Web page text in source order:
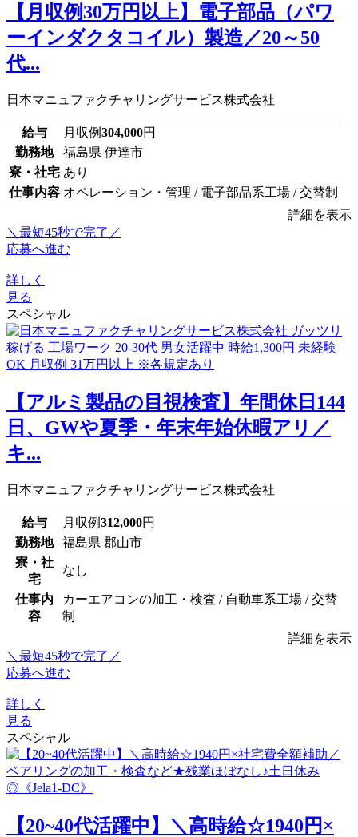
【月収例30万円以上】電子部品（パワ
ーインダクタコイル）製造／20～50
代...
日本マニュファクチャリングサービス株式会社
給与 月収例304,000円
勤務地
福島県 伊達市
寮・社宅 あり
仕事内容 オペレーション・管理 / 電子部品系工場 / 交替制
詳細を表示
＼最短45秒で完了／
応募へ進む
詳しく
見る
スペシャル
【アルミ製品の目視検査】年間休日144
日、GWや夏季・年末年始休暇アリ／
キ...
日本マニュファクチャリングサービス株式会社
給与 月収例312,000円
勤務地
福島県 郡山市
寮・社
宅
なし
仕事内
容
カーエアコンの加工・検査 / 自動車系工場 / 交替
制
詳細を表示
＼最短45秒で完了／
応募へ進む
詳しく
見る
スペシャル
【20~40代活躍中】＼高時給☆1940円×